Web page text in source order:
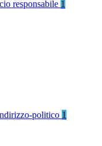
responsabile 1
politico 1